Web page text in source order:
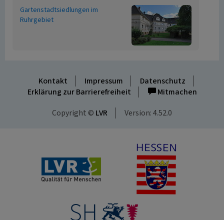
Gartenstadtsiedlungen im
Ruhrgebiet
Kontakt Impressum
Datenschutz
Erklärung zur Barrierefreiheit
Mitmachen
Copyright © LVR Version: 4.52.0